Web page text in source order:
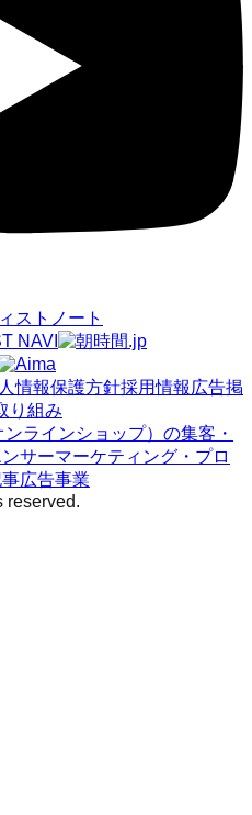
情報保護方針採用情報 広告掲
り組み
ラインショップ）の集客・
サーマーケティング・プロ
広告事業
reserved.